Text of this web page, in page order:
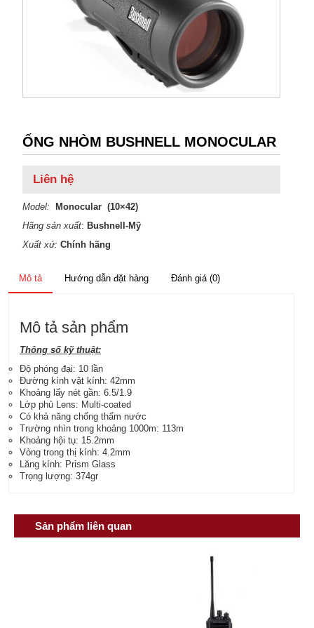
ỐNG NHÒM BUSHNELL MONOCULAR
Liên hệ
Model:
Monocular (10×42)
Hãng sản xuất: Bushnell-Mỹ
Xuất xứ: Chính hãng
Mô tả Hướng dẫn đặt hàng Đánh giá (0)
Mô tả sản phẩm
Thông số kỹ thuật:
Độ phóng đại: 10 lần
Đường kính vật kính: 42mm
Khoảng lấy nét gần: 6.5/1.9
Lớp phủ Lens: Multi-coated
Có khả năng chống thấm nước
Trường nhìn trong khoảng 1000m: 113m
Khoảng hội tụ: 15.2mm
Vòng trong thị kính: 4.2mm
Lăng kính: Prism Glass
Trọng lượng: 374gr
Sản phẩm liên quan